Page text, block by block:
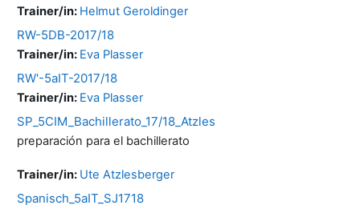
Trainer/in: Helmut Geroldinger
RW-5DB-2017/18
Trainer/in: Eva Plasser
RW'-5aIT-2017/18
Trainer/in: Eva Plasser
SP_5CIM_Bachillerato_17/18_Atzles
preparación para el bachillerato
Trainer/in: Ute Atzlesberger
Spanisch_5aIT_SJ1718